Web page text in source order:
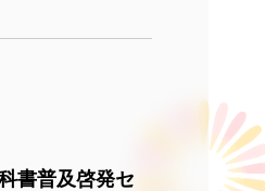
書普及啓発セ